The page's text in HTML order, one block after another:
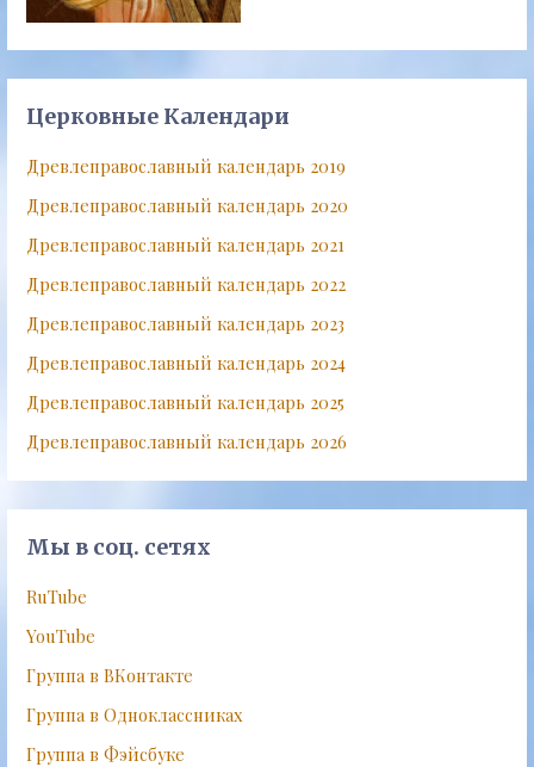
Церковные Календари
Древлеправославный календарь 2019
Древлеправославный календарь 2020
Древлеправославный календарь 2021
Древлеправославный календарь 2022
Древлеправославный календарь 2023
Древлеправославный календарь 2024
Древлеправославный календарь 2025
Древлеправославный календарь 2026
Мы в соц. сетях
RuTube
YouTube
Группа в ВКонтакте
Группа в Одноклассниках
Группа в Фэйсбуке